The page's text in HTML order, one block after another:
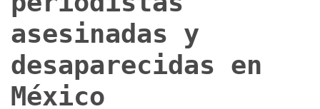
asesinadas y
desaparecidas en
México